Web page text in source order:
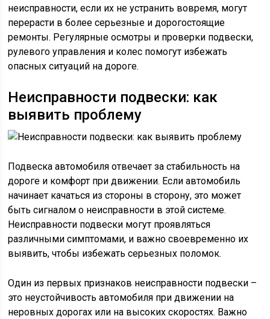
неисправности, если их не устранить вовремя, могут
перерасти в более серьезные и дорогостоящие
ремонты. Регулярные осмотры и проверки подвески,
рулевого управления и колес помогут избежать
опасных ситуаций на дороге.
Неисправности подвески: как
выявить проблему
Подвеска автомобиля отвечает за стабильность на
дороге и комфорт при движении. Если автомобиль
начинает качаться из стороны в сторону, это может
быть сигналом о неисправности в этой системе.
Неисправности подвески могут проявляться
различными симптомами, и важно своевременно их
выявить, чтобы избежать серьезных поломок.
Один из первых признаков неисправности подвески –
это неустойчивость автомобиля при движении на
неровных дорогах или на высоких скоростях. Важно